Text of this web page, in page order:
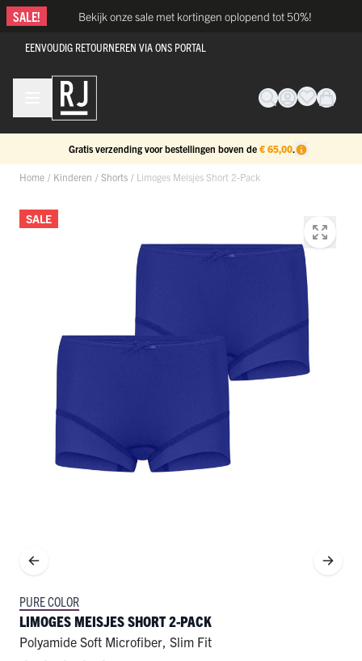
Ga naar de inhoud
SALE! Bekijk onze sale met kortingen oplopend tot 50%!
EENVOUDIG RETOURNEREN VIA ONS PORTAL
Gratis verzending voor bestellingen boven de € 65,00.
Home / Kinderen / Shorts / Limoges Meisjes Short 2-Pack
SALE
PURE COLOR
LIMOGES MEISJES SHORT 2-PACK
Polyamide Soft Microfiber, Slim Fit